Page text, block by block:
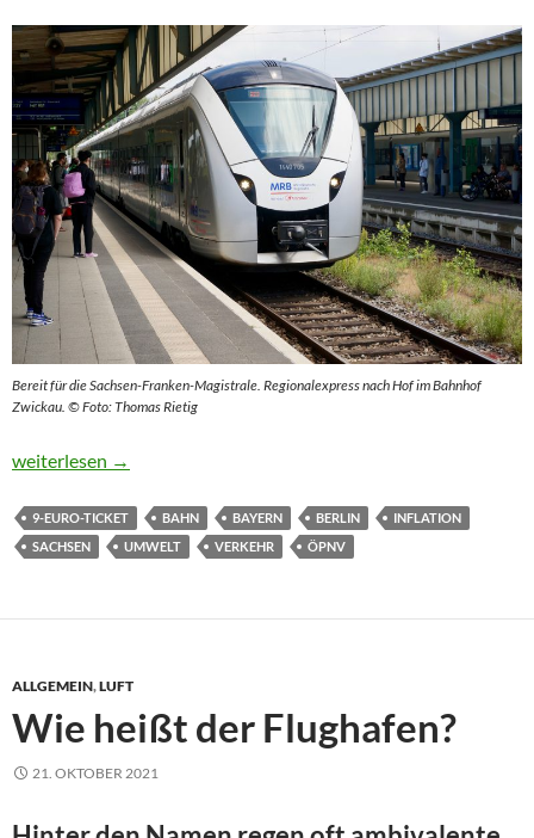
Bereit für die Sachsen-Franken-Magistrale. Regionalexpress nach Hof im Bahnhof
Zwickau. © Foto: Thomas Rietig
Meist ist die Neun-Euro-Welt in Ordnung
weiterlesen →
9-EURO-TICKET BAHN BAYERN BERLIN
INFLATION
SACHSEN
UMWELT VERKEHR ÖPNV
ALLGEMEIN,LUFT
Wie heißt der Flughafen?
21. OKTOBER 2021